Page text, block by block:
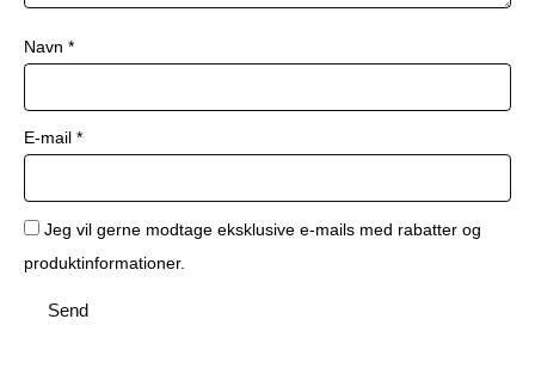
Navn *
E-mail *
Jeg vil gerne modtage eksklusive e-mails med rabatter og
produktinformationer.